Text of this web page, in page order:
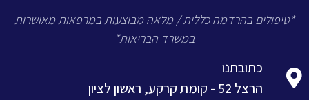
*טיפולים בהרדמה כללית / מלאה מבוצעות במרפאות מאושרות
במשרד הבריאות*
כתובתנו
הרצל 52 - קומת קרקע, ראשון לציון